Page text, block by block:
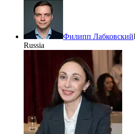
Филипп Лабковский
Russia